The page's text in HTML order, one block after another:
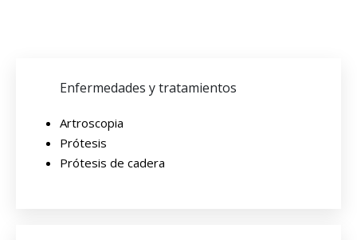
Enfermedades y tratamientos
Artroscopia
Prótesis
Prótesis de cadera